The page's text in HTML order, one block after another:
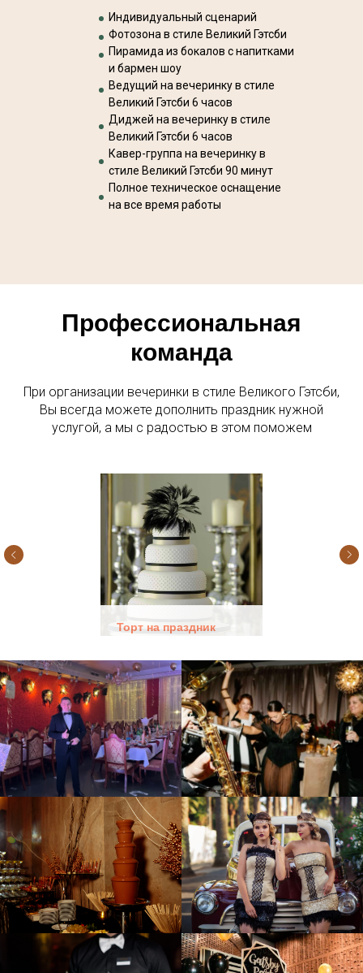
Индивидуальный сценарий
Фотозона в стиле Великий Гэтсби
Пирамида из бокалов с напитками
и бармен шоу
Ведущий на вечеринку в стиле
Великий Гэтсби 6 часов
Диджей на вечеринку в стиле
Великий Гэтсби 6 часов
Кавер-группа на вечеринку в
стиле Великий Гэтсби 90 минут
Полное техническое оснащение
на все время работы
Профессиональная
команда
При организации вечеринки в стиле Великого Гэтсби,
Вы всегда можете дополнить праздник нужной
услугой, а мы с радостью в этом поможем
Торт на праздник
Торт является
неотъемлемой частью
почти каждого праздника.
Поэтому при заказе у нас
торта, мы всегда берем с
собой для Вас варианты
начинок для дегустации...